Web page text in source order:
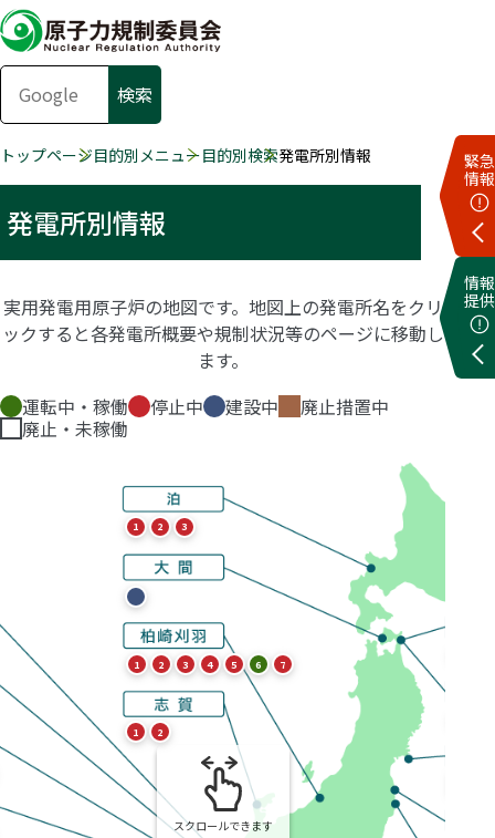
緊急
情報
情報
提供
トップページ目的別メニュー目的別検索発電所別情報
発電所別情報
実用発電用原子炉の地図です。地図上の発電所名をクリ
ックすると各発電所概要や規制状況等のページに移動し
ます。
運転中・稼働
停止中 建設中
廃止措置中
廃止・未稼働
1 2 3
1 2 3 4 5 6 7
1 2
スクロールできます